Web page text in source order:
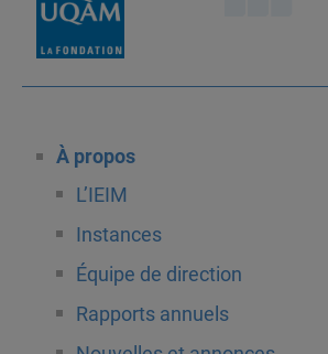
À propos
L’IEIM
Instances
Équipe de direction
Rapports annuels